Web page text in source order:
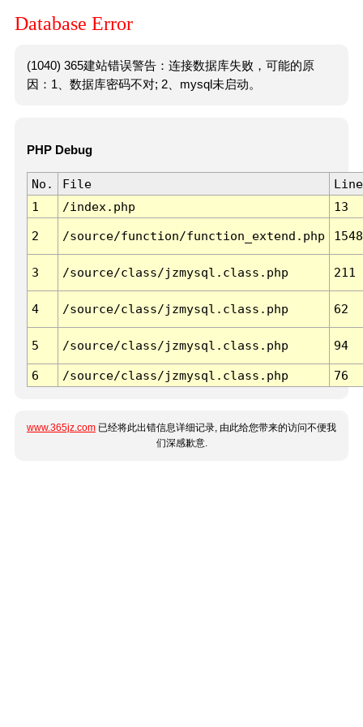
Database Error
(1040) 365建站错误警告：连接数据库失败，可能的原
因：1、数据库密码不对; 2、mysql未启动。
PHP Debug
No. File
Line
1
/index.php 13
2 /source/function/function_extend.php 1548
3 /source/class/jzmysql.class.php 211
4 /source/class/jzmysql.class.php 62
5 /source/class/jzmysql.class.php 94
6 /source/class/jzmysql.class.php 76
www.365jz.com 已经将此出错信息详细记录, 由此给您带来的访问不便我
们深感歉意.